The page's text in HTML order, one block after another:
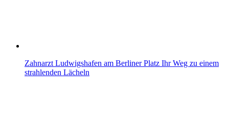
Zahnarzt Ludwigshafen am Berliner Platz Ihr Weg zu einem
strahlenden Lächeln